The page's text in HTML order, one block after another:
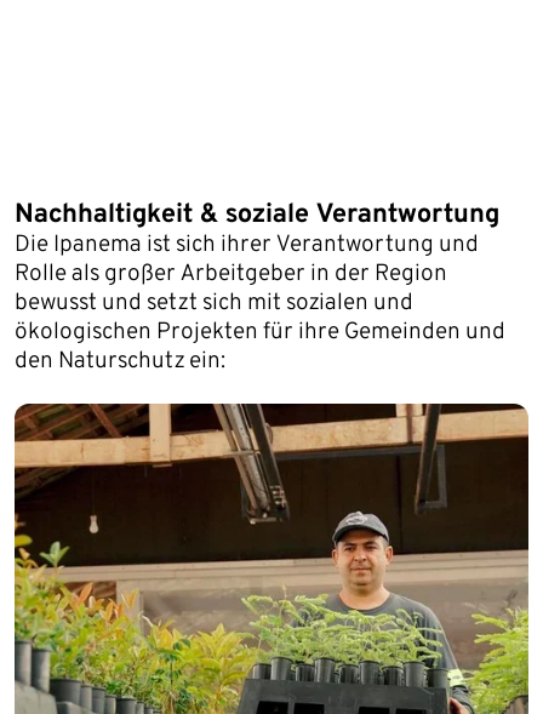
Nachhaltigkeit & soziale Verantwortung
Die Ipanema ist sich ihrer Verantwortung und
Rolle als großer Arbeitgeber in der Region
bewusst und setzt sich mit sozialen und
ökologischen Projekten für ihre Gemeinden und
den Naturschutz ein: